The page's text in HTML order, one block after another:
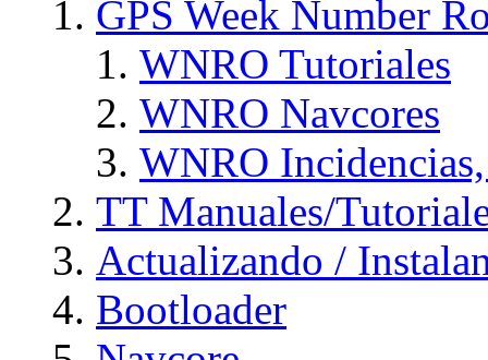
GPS Week Number
WNRO Tutoriales
WNRO Navcores
WNRO
TT Manuales/
Actualizando /
Bootloader